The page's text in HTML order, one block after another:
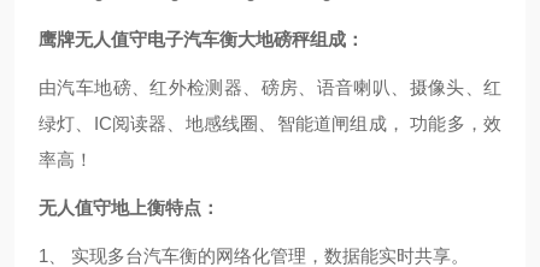
鹰牌无人值守电子汽车衡大地磅秤组成：
由汽车地磅、红外检测器、磅房、语音喇叭、摄像头、红
绿灯、IC阅读器、地感线圈、智能道闸组成， 功能多，效
率高！
无人值守地上衡特点：
1、 实现多台汽车衡的网络化管理，数据能实时共享。